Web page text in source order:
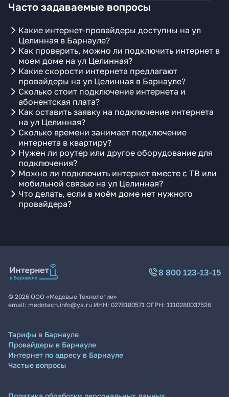
Часто задаваемые вопросы
Какие интернет-провайдеры доступны на ул
Целинная в Барнауле?
Как проверить, можно ли подключить интернет в
моем доме на ул Целинная?
Какие скорости интернета предлагают
провайдеры на ул Целинная в Барнауле?
Сколько стоит подключение интернета и
абонентская плата?
Как оставить заявку на подключение интернета
на ул Целинная?
Сколько времени занимает подключение
интернета в квартиру?
Нужен ли роутер или другое оборудование для
подключения?
Можно ли подключить интернет вместе с ТВ или
мобильной связью на ул Целинная?
Что делать, если в моём доме нет нужного
провайдера?
8 800 123-13-15
© 2026 ООО «Медовые Технологии»
email: medotech.info@ya.ru ИНН: 0278180571 ОГРН: 1110280037526
Тарифы в Барнауле
Провайдеры в Барнауле
Интернет по адресу в Барнауле
Частые вопросы